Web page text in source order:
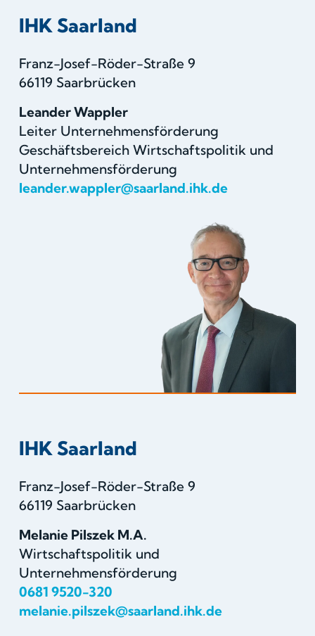
IHK Saarland
Franz-Josef-Röder-Straße 9
66119 Saarbrücken
Leander Wappler
Leiter Unternehmensförderung
Geschäftsbereich Wirtschaftspolitik und
Unternehmensförderung
leander.wappler@saarland.ihk.de
IHK Saarland
Franz-Josef-Röder-Straße 9
66119 Saarbrücken
Melanie Pilszek M.A.
Wirtschaftspolitik und
Unternehmensförderung
0681 9520-320
melanie.pilszek@saarland.ihk.de